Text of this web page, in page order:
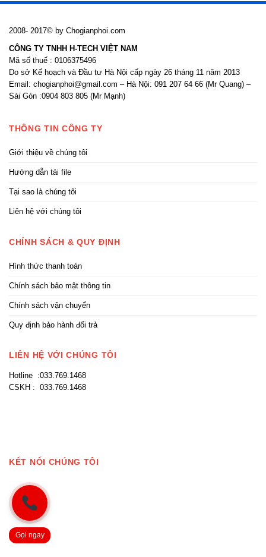
2008- 2017© by Chogianphoi.com
CÔNG TY TNHH H-TECH VIỆT NAM
Mã số thuế : 0106375496
Do sở Kế hoạch và Đầu tư Hà Nội cấp ngày 26 tháng 11 năm 2013
Email: chogianphoi@gmail.com – Hà Nội: 091 207 64 66 (Mr Quang) –
Sài Gòn :0904 803 805 (Mr Mạnh)
THÔNG TIN CÔNG TY
Giới thiệu về chúng tôi
Hướng dẫn tải file
Tại sao là chúng tôi
Liên hệ với chúng tôi
CHÍNH SÁCH & QUY ĐỊNH
Hình thức thanh toán
Chính sách bảo mật thông tin
Chính sách vận chuyển
Quy định bảo hành đổi trả
LIÊN HỆ VỚI CHÚNG TÔI
Hotline :033.769.1468
CSKH : 033.769.1468
KẾT NỐI CHÚNG TÔI
Gọi ngay